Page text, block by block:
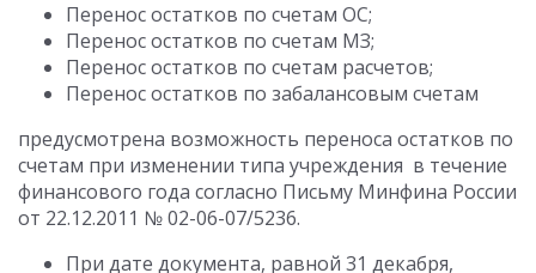
Перенос остатков по счетам ОС;
Перенос остатков по счетам МЗ;
Перенос остатков по счетам расчетов;
Перенос остатков по забалансовым счетам
предусмотрена возможность переноса остатков по
счетам при изменении типа учреждения в течение
финансового года согласно Письму Минфина России
от 22.12.2011 № 02-06-07/5236.
При дате документа, равной 31 декабря,